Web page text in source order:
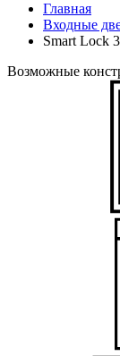
Главная
Входные
Smart Lock
Возможные